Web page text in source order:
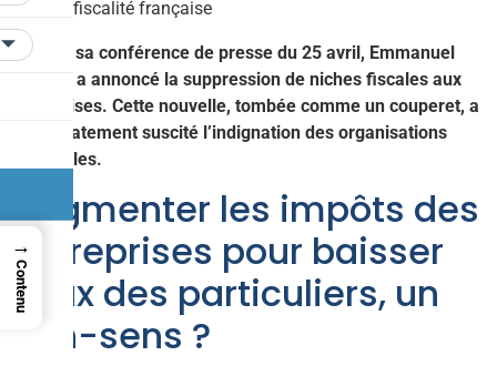
Lors de sa conférence de presse du 25 avril, Emmanuel
Macron a annoncé la suppression de niches fiscales aux
entreprises. Cette nouvelle, tombée comme un couperet, a
immédiatement suscité l’indignation des organisations
patronales.
Augmenter les impôts des
entreprises pour baisser
ceux des particuliers, un
non-sens ?
→
Contenu